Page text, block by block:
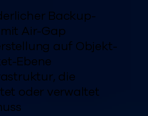
Backup-
Air-Gap
auf Objekt-
Ebene
die
oder verwaltet